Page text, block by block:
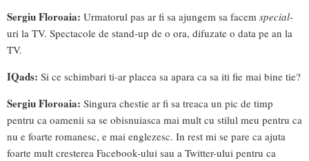
Sergiu Floroaia: Urmatorul pas ar fi sa ajungem sa facem special-
uri la TV. Spectacole de stand-up de o ora, difuzate o data pe an la
TV.
IQads: Si ce schimbari ti-ar placea sa apara ca sa iti fie mai bine tie?
Sergiu Floroaia: Singura chestie ar fi sa treaca un pic de timp
pentru ca oamenii sa se obisnuiasca mai mult cu stilul meu pentru ca
nu e foarte romanesc, e mai englezesc. In rest mi se pare ca ajuta
foarte mult cresterea Facebook-ului sau a Twitter-ului pentru ca